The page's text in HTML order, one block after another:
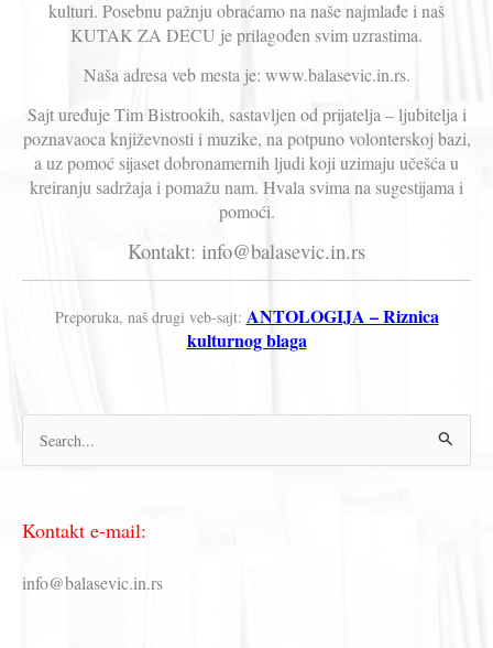
kulturi. Posebnu pažnju obraćamo na naše najmlađe i naš
KUTAK ZA DECU je prilagođen svim uzrastima.
Naša adresa veb mesta je: www.balasevic.in.rs.
Sajt uređuje Tim Bistrookih, sastavljen od prijatelja – ljubitelja i
poznavaoca književnosti i muzike, na potpuno volonterskoj bazi,
a uz pomoć sijaset dobronamernih ljudi koji uzimaju učešća u
kreiranju sadržaja i pomažu nam. Hvala svima na sugestijama i
pomoći.
Kontakt: info@balasevic.in.rs
Preporuka, naš drugi veb-sajt: ANTOLOGIJA – Riznica
kulturnog blaga
р
т
Kontakt e-mail:
info@balasevic.in.rs